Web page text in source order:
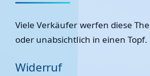
Viele Verkäufer werfen diese
oder unabsichtlich in einen Topf.
Widerruf